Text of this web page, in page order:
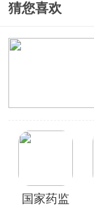
猜您喜欢
国家药监